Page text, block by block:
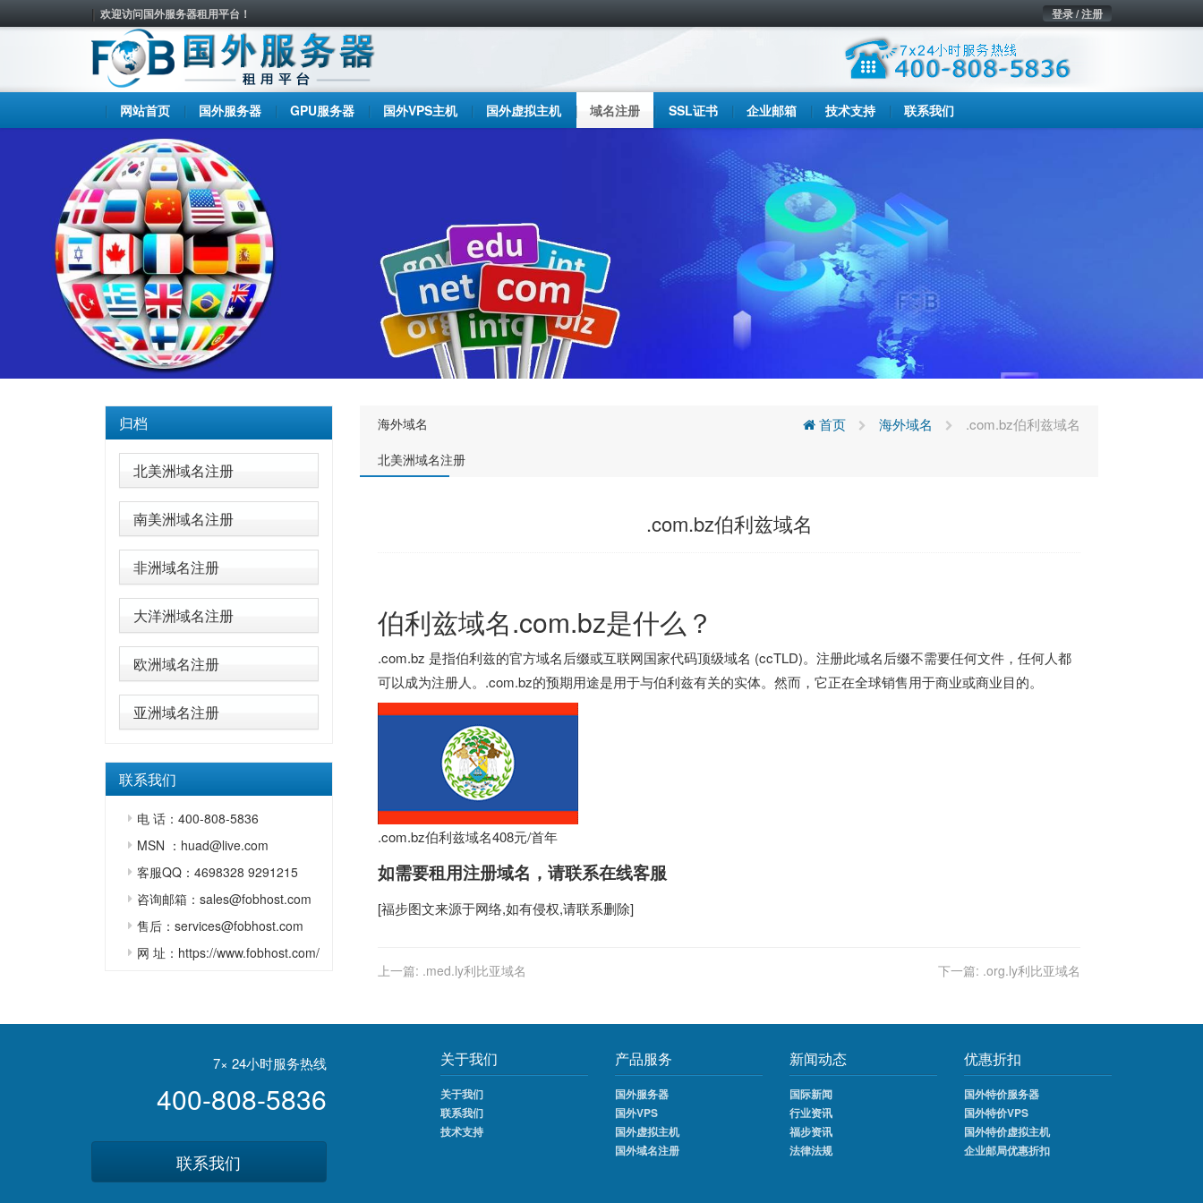
欢迎访问国外服务器租用平台！ 登录 / 注册
网站首页 国外服务器 GPU服务器 国外VPS主机 国外虚拟主机 域名注册 SSL证书 企业邮箱 技术支持 联系我们
归档
北美洲域名注册
南美洲域名注册
非洲域名注册
大洋洲域名注册
欧洲域名注册
亚洲域名注册
联系我们
电 话：400-808-5836
MSN ：huad@live.com
客服QQ：4698328 9291215
咨询邮箱：sales@fobhost.com
售后：services@fobhost.com
网 址：https://www.fobhost.com/
海外域名
北美洲域名注册
首页 海外域名 .com.bz伯利兹域名
.com.bz伯利兹域名
伯利兹域名.com.bz是什么？
.com.bz 是指伯利兹的官方域名后缀或互联网国家代码顶级域名 (ccTLD)。注册此域名后缀不需要任何文件，任何人都
可以成为注册人。.com.bz的预期用途是用于与伯利兹有关的实体。然而，它正在全球销售用于商业或商业目的。
.com.bz伯利兹域名408元/首年
如需要租用注册域名 ，请联系在线客服
[福步图文来源于网络,如有侵权,请联系删除]
上一篇: .med.ly利比亚域名 下一篇: .org.ly利比亚域名
7× 24小时服务热线
400-808-5836
联系我们
关于我们
关于我们
联系我们
技术支持
产品服务
国外服务器
国外VPS
国外虚拟主机
国外域名注册
新闻动态
国际新闻
行业资讯
福步资讯
法律法规
优惠折扣
国外特价服务器
国外特价VPS
国外特价虚拟主机
企业邮局优惠折扣